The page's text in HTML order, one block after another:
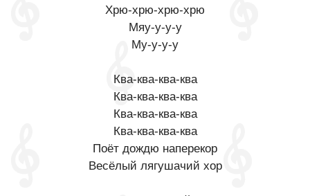
Хрю-хрю-хрю-хрю
Мяу-у-у-у
Му-у-у-у
Ква-ква-ква-ква
Ква-ква-ква-ква
Ква-ква-ква-ква
Ква-ква-ква-ква
Поёт дождю наперекор
Весёлый лягушачий хор